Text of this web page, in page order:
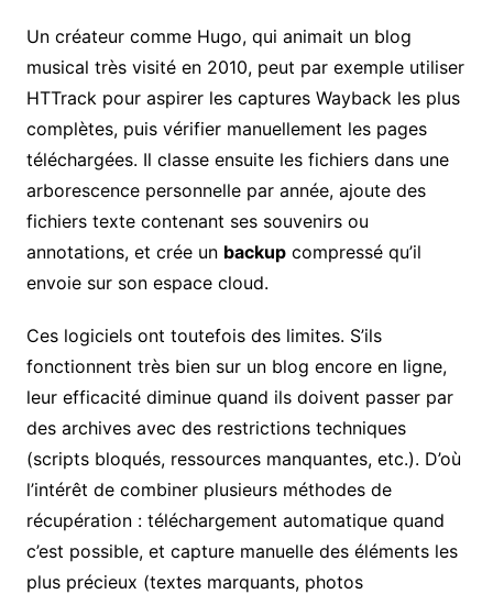
Un créateur comme Hugo, qui animait un blog
musical très visité en 2010, peut par exemple utiliser
HTTrack pour aspirer les captures Wayback les plus
complètes, puis vérifier manuellement les pages
téléchargées. Il classe ensuite les fichiers dans une
arborescence personnelle par année, ajoute des
fichiers texte contenant ses souvenirs ou
annotations, et crée un backupcompressé qu’il
envoie sur son espace cloud.
Ces logiciels ont toutefois des limites. S’ils
fonctionnent très bien sur un blog encore en ligne,
leur efficacité diminue quand ils doivent passer par
des archives avec des restrictions techniques
(scripts bloqués, ressources manquantes, etc.). D’où
l’intérêt de combiner plusieurs méthodes de
récupération : téléchargement automatique quand
c’est possible, et capture manuelle des éléments les
plus précieux (textes marquants, photos